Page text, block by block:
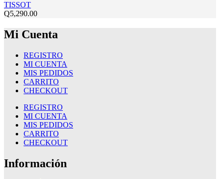
TISSOT
Q5,290.00
Mi Cuenta
REGISTRO
MI CUENTA
MIS PEDIDOS
CARRITO
CHECKOUT
REGISTRO
MI CUENTA
MIS PEDIDOS
CARRITO
CHECKOUT
Información